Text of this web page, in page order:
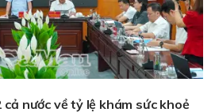
cả nước về tỷ lệ khám sức khoẻ